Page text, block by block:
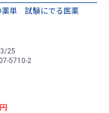
薬単 試験にでる医薬
25
5710-2